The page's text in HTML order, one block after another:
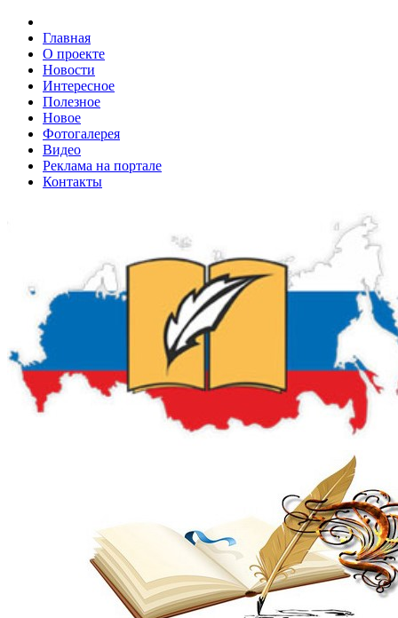
Главная
О проекте
Новости
Интересное
Полезное
Новое
Фотогалерея
Видео
Реклама на портале
Контакты